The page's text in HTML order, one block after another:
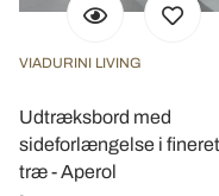
VIADURINI LIVING
Udtræksbord med
sideforlængelse i fineret
træ - Aperol